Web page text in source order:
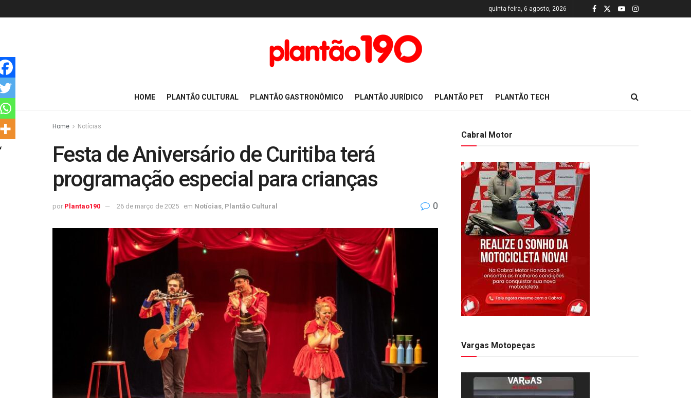
quinta-feira, 6 agosto, 2026
HOME PLANTÃO CULTURAL PLANTÃO GASTRONÔMICO PLANTÃO JURÍDICO PLANTÃO PET PLANTÃO TECH
Home Notícias
Festa de Aniversário de Curitiba terá
programação especial para crianças
por Plantao190 26 de março de 2025 em Notícias Plantão Cultural 0
Cabral Motor
Vargas Motopeças